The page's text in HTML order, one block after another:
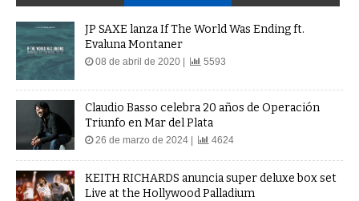
JP SAXE lanza If The World Was Ending ft.
Evaluna Montaner
08 de abril de 2020 | 5593
Claudio Basso celebra 20 años de Operación
Triunfo en Mar del Plata
26 de marzo de 2024 | 4624
KEITH RICHARDS anuncia super deluxe box set
Live at the Hollywood Palladium